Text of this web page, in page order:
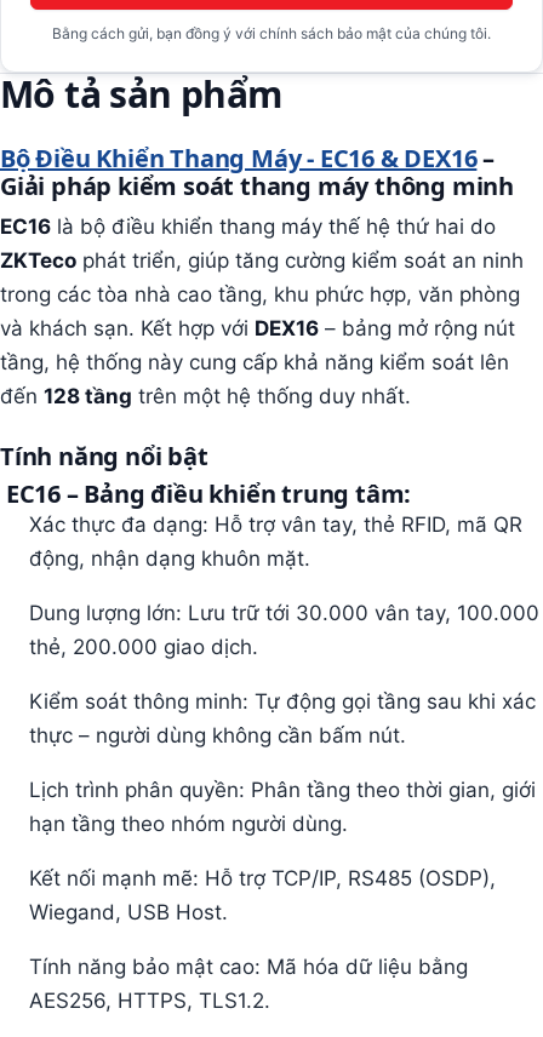
Bằng cách gửi, bạn đồng ý với chính sách bảo mật của chúng tôi.
Mô tả sản phẩm
Bộ Điều Khiển Thang Máy - EC16 & DEX16–
Giải pháp kiểm soát thang máy thông minh
EC16 là bộ điều khiển thang máy thế hệ thứ hai do
ZKTeco phát triển, giúp tăng cường kiểm soát an ninh
trong các tòa nhà cao tầng, khu phức hợp, văn phòng
và khách sạn. Kết hợp với DEX16 – bảng mở rộng nút
tầng, hệ thống này cung cấp khả năng kiểm soát lên
đến 128 tầng trên một hệ thống duy nhất.
Tính năng nổi bật
EC16 – Bảng điều khiển trung tâm:
Xác thực đa dạng: Hỗ trợ vân tay, thẻ RFID, mã QR
động, nhận dạng khuôn mặt.
Dung lượng lớn: Lưu trữ tới 30.000 vân tay, 100.000
thẻ, 200.000 giao dịch.
Kiểm soát thông minh: Tự động gọi tầng sau khi xác
thực – người dùng không cần bấm nút.
Lịch trình phân quyền: Phân tầng theo thời gian, giới
hạn tầng theo nhóm người dùng.
Kết nối mạnh mẽ: Hỗ trợ TCP/IP, RS485 (OSDP),
Wiegand, USB Host.
Tính năng bảo mật cao: Mã hóa dữ liệu bằng
AES256, HTTPS, TLS1.2.